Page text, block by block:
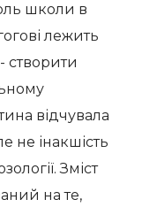
школи в
лежить
створити
відчувала
не інакшість
Зміст
на те,